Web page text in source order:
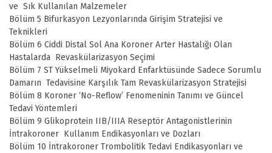
ve Sık Kullanılan Malzemeler
Bölüm 5 Bifurkasyon Lezyonlarında Girişim Stratejisi ve
Teknikleri
Bölüm 6 Ciddi Distal Sol Ana Koroner Arter Hastalığı Olan
Hastalarda Revaskülarizasyon Seçimi
Bölüm 7 ST Yükselmeli Miyokard Enfarktüsünde Sadece Sorumlu
Damarın Tedavisine Karşılık Tam Revaskülarizasyon Stratejisi
Bölüm 8 Koroner ‘No-Reflow’ Fenomeninin Tanımı ve Güncel
Tedavi Yöntemleri
Bölüm 9 Glikoprotein IIB/IIIA Reseptör Antagonistlerinin
İntrakoroner Kullanım Endikasyonları ve Dozları
Bölüm 10 İntrakoroner Trombolitik Tedavi Endikasyonları ve